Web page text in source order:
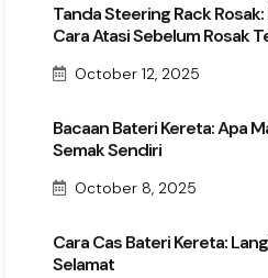
Tanda Steering Rack
Cara Atasi Sebelum Rosak
October 12, 2025
Bacaan Bateri Kereta: Apa
Semak Sendiri
October 8, 2025
Cara Cas Bateri Kereta:
Selamat